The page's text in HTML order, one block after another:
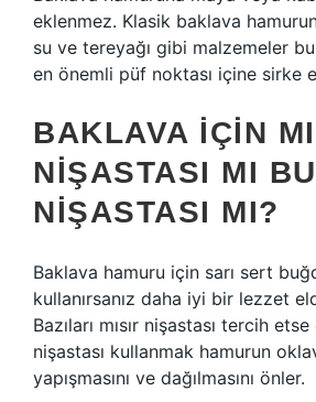
eklenmez. Klasik baklava
su ve tereyağı gibi malzemeler
en önemli püf noktası içine sirke
BAKLAVA IÇIN
NIŞASTASI MI
NIŞASTASI MI?
Baklava hamuru için sarı sert
kullanırsanız daha iyi bir lezzet
Bazıları mısır nişastası tercih
nişastası kullanmak hamurun
yapışmasını ve dağılmasını önler.